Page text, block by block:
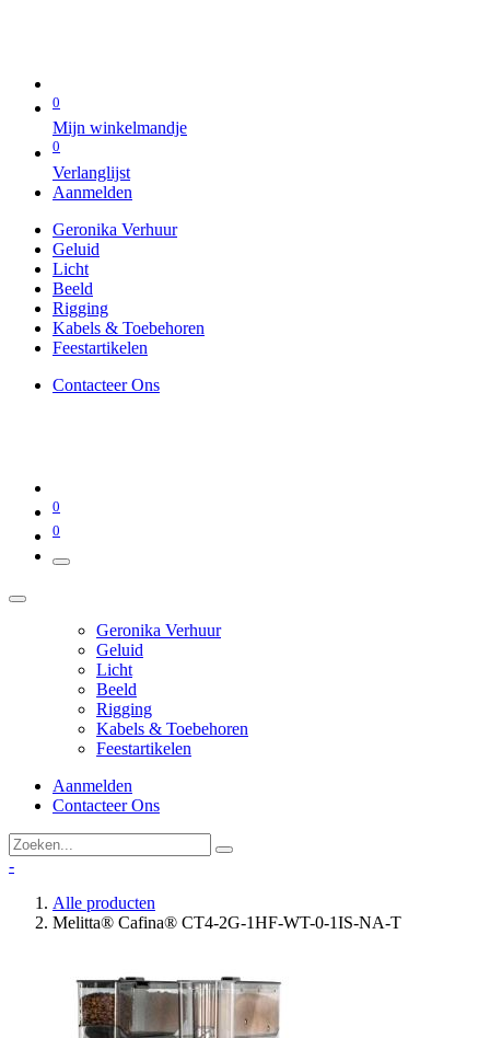
0
Mijn winkelmandje
0
Verlanglijst
Aanmelden
Geronika Verhuur
Geluid
Licht
Beeld
Rigging
Kabels & Toebehoren
Feestartikelen
Contacteer Ons
0
0
Geronika Verhuur
Geluid
Licht
Beeld
Rigging
Kabels & Toebehoren
Feestartikelen
Aanmelden
Contacteer Ons
-
Alle producten
Melitta® Cafina® CT4-2G-1HF-WT-0-1IS-NA-T